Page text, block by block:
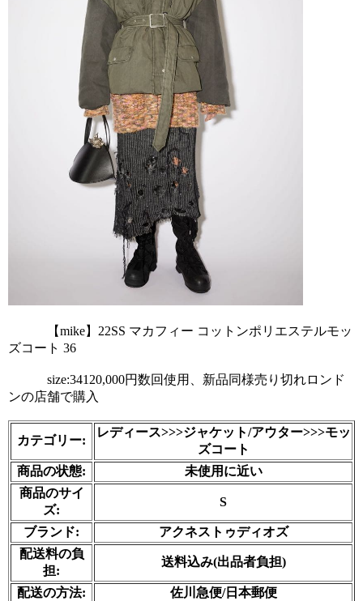
ズコート 36
ンの店舗で購入
カテゴリー:
レディース>>>ジャケット/アウター>>>モッ
ズコート
商品の状態:
未使用に近い
商品のサイ
ズ:
S
ブランド:
アクネストゥディオズ
配送料の負
担:
送料込み(出品者負担)
配送の方法:
佐川急便/日本郵便